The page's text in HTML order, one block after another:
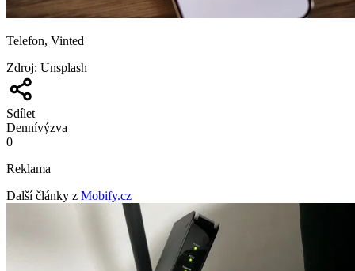
Telefon, Vinted
Zdroj: Unsplash
Sdílet
Dennívýzva
0
Reklama
Další články z Mobify.cz